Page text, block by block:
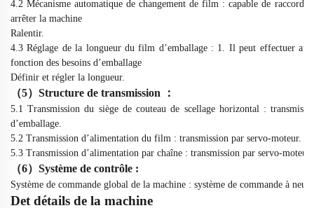
4.2 Mécanisme automatique de changement de film : capable de
arrêter la machine
Ralentir.
4.3 Réglage de la longueur du film d’emballage : 1. Il peut effectuer
fonction des besoins d’emballage
Définir et régler la longueur.
（5） Structure de transmission ：
5.1 Transmission du siège de couteau de scellage horizontal :
d’emballage.
5.2 Transmission d’alimentation du film : transmission par servo-moteur.
5.3 Transmission d’alimentation par chaîne : transmission par servo-moteur.
（6） Système de contrôle :
Système de commande global de la machine : système de commande à
Detdétails de la machine